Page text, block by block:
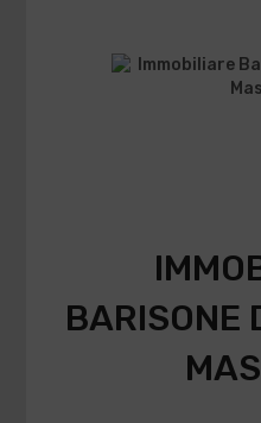
BARISONE